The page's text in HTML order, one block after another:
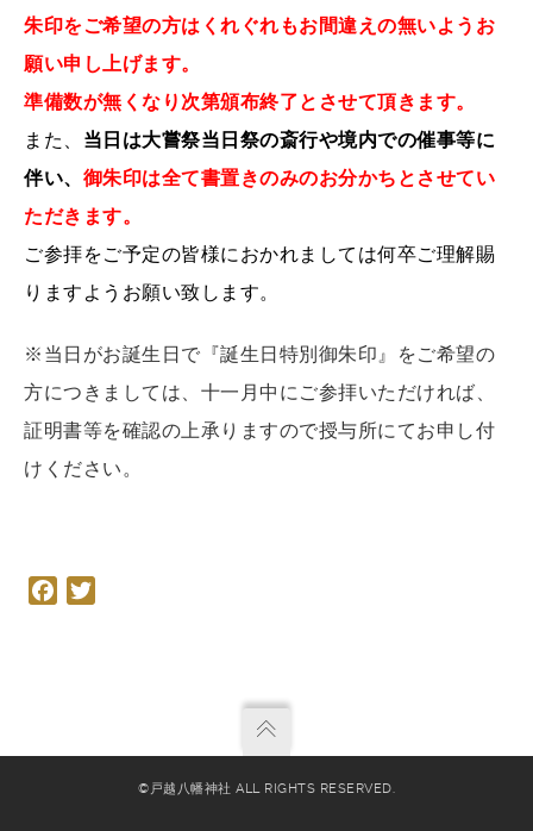
朱印をご希望の方はくれぐれもお間違えの無いようお
願い申し上げます。
準備数が無くなり次第頒布終了とさせて頂きます。
また、 当日は大嘗祭当日祭の斎行や境内での催事等に
伴い、 御朱印は全て書置きのみのお分かちとさせてい
ただきます。
ご参拝をご予定の皆様におかれましては何卒ご理解賜
りますようお願い致します。
※当日がお誕生日で『誕生日特別御朱印』をご希望の
方につきましては、十一月中にご参拝いただければ、
証明書等を確認の上承りますので授与所にてお申し付
けください。
Facebook
©戸越八幡神社 ALL RIGHTS RESERVED.